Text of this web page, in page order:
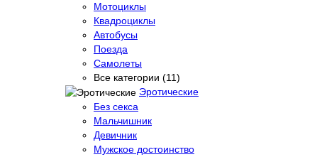
Мотоциклы
Квадроциклы
Автобусы
Поезда
Самолеты
Все категории (11)
Эротические
Без секса
Мальчишник
Девичник
Мужское достоинство